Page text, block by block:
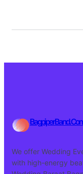
We offer Wedding
with high-energy